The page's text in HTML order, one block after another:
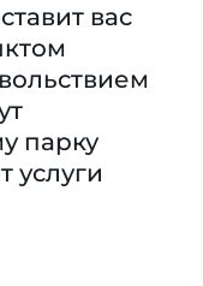
вас
парку
услуги